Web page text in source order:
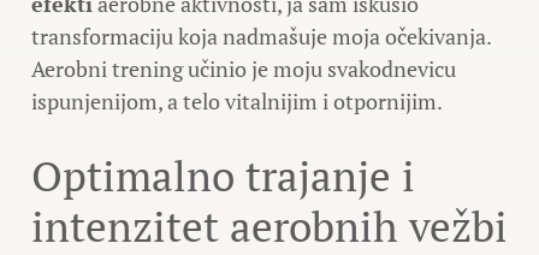
transformaciju koja nadmašuje moja očekivanja.
Aerobni trening učinio je moju svakodnevicu
ispunjenijom, a telo vitalnijim i otpornijim.
Optimalno trajanje i
intenzitet aerobnih vežbi